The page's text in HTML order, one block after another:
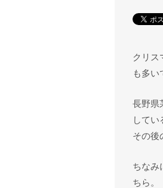
クリス
も多い
長野県
してい
その後
ちなみ
ちら。